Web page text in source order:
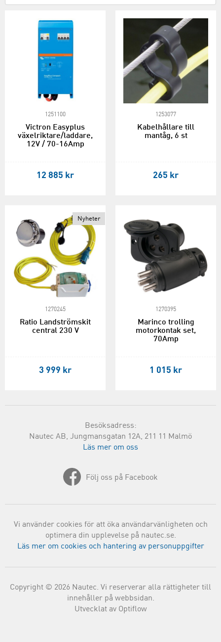
1251100
Victron Easyplus
växelriktare/laddare,
12V / 70-16Amp
12 885 kr
1253077
Kabelhållare till
mantåg, 6 st
265 kr
Nyheter
1270245
Ratio Landströmskit
central 230 V
3 999 kr
1270395
Marinco trolling
motorkontak set,
70Amp
1 015 kr
Besöksadress:
Nautec AB, Jungmansgatan 12A, 211 11 Malmö
Läs mer om oss
Följ oss på Facebook
Vi använder cookies för att öka användarvänligheten och
optimera din upplevelse på nautec.se.
Läs mer om cookies och hantering av personuppgifter
Copyright © 2026 Nautec. Vi reserverar alla rättigheter till
innehåller på webbsidan.
Utvecklat av Optiflow